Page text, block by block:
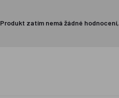
Produkt zatím nemá žádné hodnocení,